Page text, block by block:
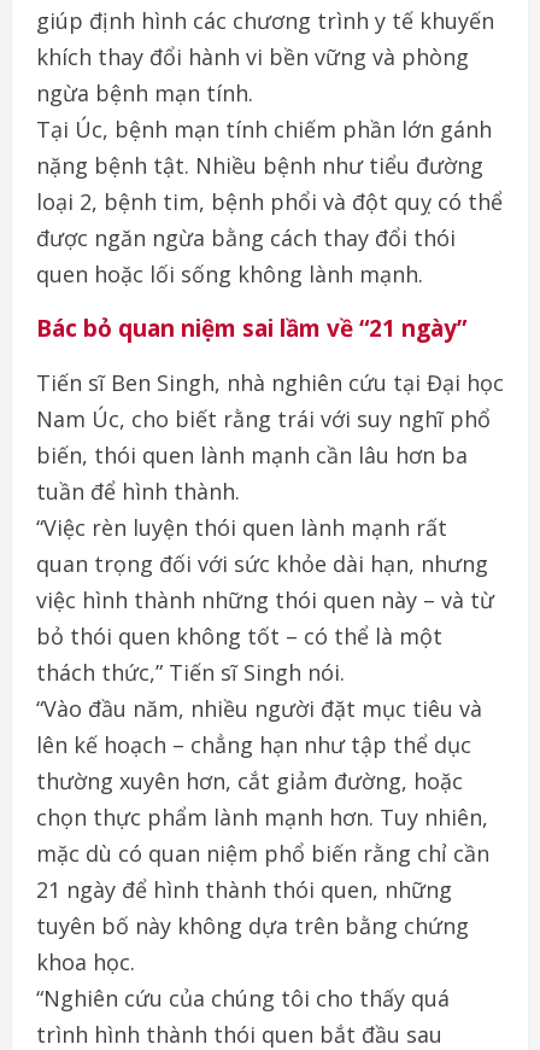
giúp định hình các chương trình y tế khuyến
khích thay đổi hành vi bền vững và phòng
ngừa bệnh mạn tính.
Tại Úc, bệnh mạn tính chiếm phần lớn gánh
nặng bệnh tật. Nhiều bệnh như tiểu đường
loại 2, bệnh tim, bệnh phổi và đột quỵ có thể
được ngăn ngừa bằng cách thay đổi thói
quen hoặc lối sống không lành mạnh.
Bác bỏ quan niệm sai lầm về “21 ngày”
Tiến sĩ Ben Singh, nhà nghiên cứu tại Đại học
Nam Úc, cho biết rằng trái với suy nghĩ phổ
biến, thói quen lành mạnh cần lâu hơn ba
tuần để hình thành.
“Việc rèn luyện thói quen lành mạnh rất
quan trọng đối với sức khỏe dài hạn, nhưng
việc hình thành những thói quen này – và từ
bỏ thói quen không tốt – có thể là một
thách thức,” Tiến sĩ Singh nói.
“Vào đầu năm, nhiều người đặt mục tiêu và
lên kế hoạch – chẳng hạn như tập thể dục
thường xuyên hơn, cắt giảm đường, hoặc
chọn thực phẩm lành mạnh hơn. Tuy nhiên,
mặc dù có quan niệm phổ biến rằng chỉ cần
21 ngày để hình thành thói quen, những
tuyên bố này không dựa trên bằng chứng
khoa học.
“Nghiên cứu của chúng tôi cho thấy quá
trình hình thành thói quen bắt đầu sau